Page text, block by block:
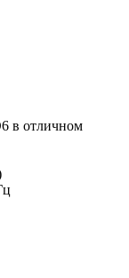
в отличном